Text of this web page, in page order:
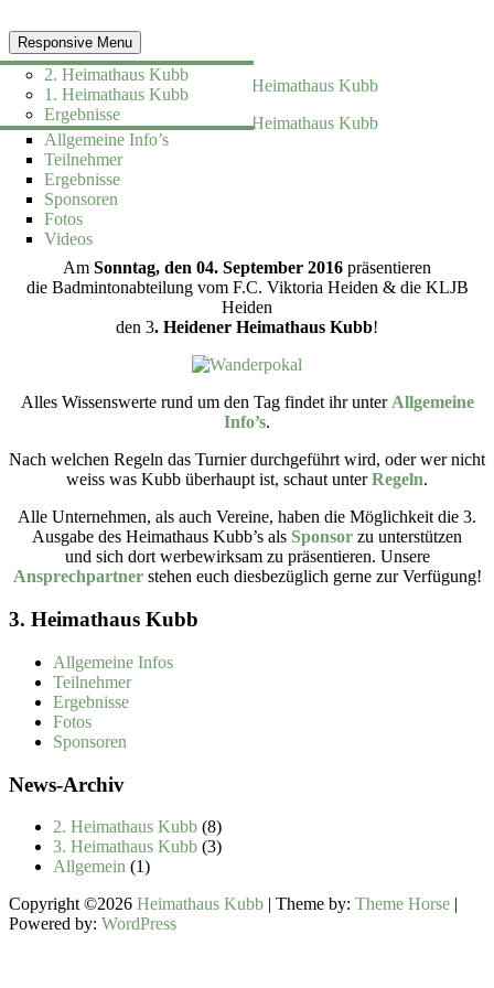
Responsive Menu
3. Heimathaus Kubb
Allgemeine Infos
Teilnehmer
Ergebnisse
Sponsoren
Fotos
Regeln
Ausrichter
Chronik
2. Heimathaus Kubb
Allgemeine Info’s
Teilnehmer
Ergebnisse
Sponsoren
Fotos
Videos
1. Heimathaus Kubb
Allgemeine Info’s
Teilnehmer
Ergebnisse
Sponsoren
Fotos
Videos
3. Heimathaus Kubb
Am Sonntag, den 04. September 2016 präsentieren
die Badmintonabteilung vom F.C. Viktoria Heiden & die KLJB
Heiden
den 3. Heidener Heimathaus Kubb!
Alles Wissenswerte rund um den Tag findet ihr unterAllgemeine
Info’s.
Nach welchen Regeln das Turnier durchgeführt wird, oder wer nicht
weiss was Kubb überhaupt ist, schaut unterRegeln.
Alle Unternehmen, als auch Vereine, haben die Möglichkeit die 3.
Ausgabe des Heimathaus Kubb’s als Sponsor zu unterstützen
und sich dort werbewirksam zu präsentieren. Unsere
Ansprechpartnerstehen euch diesbezüglich gerne zur Verfügung!
3. Heimathaus Kubb
Allgemeine Infos
Teilnehmer
Ergebnisse
Fotos
Sponsoren
News-Archiv
2. Heimathaus Kubb (8)
3. Heimathaus Kubb (3)
Allgemein (1)
Copyright ©2026 Heimathaus Kubb | Theme by: Theme Horse |
Powered by: WordPress